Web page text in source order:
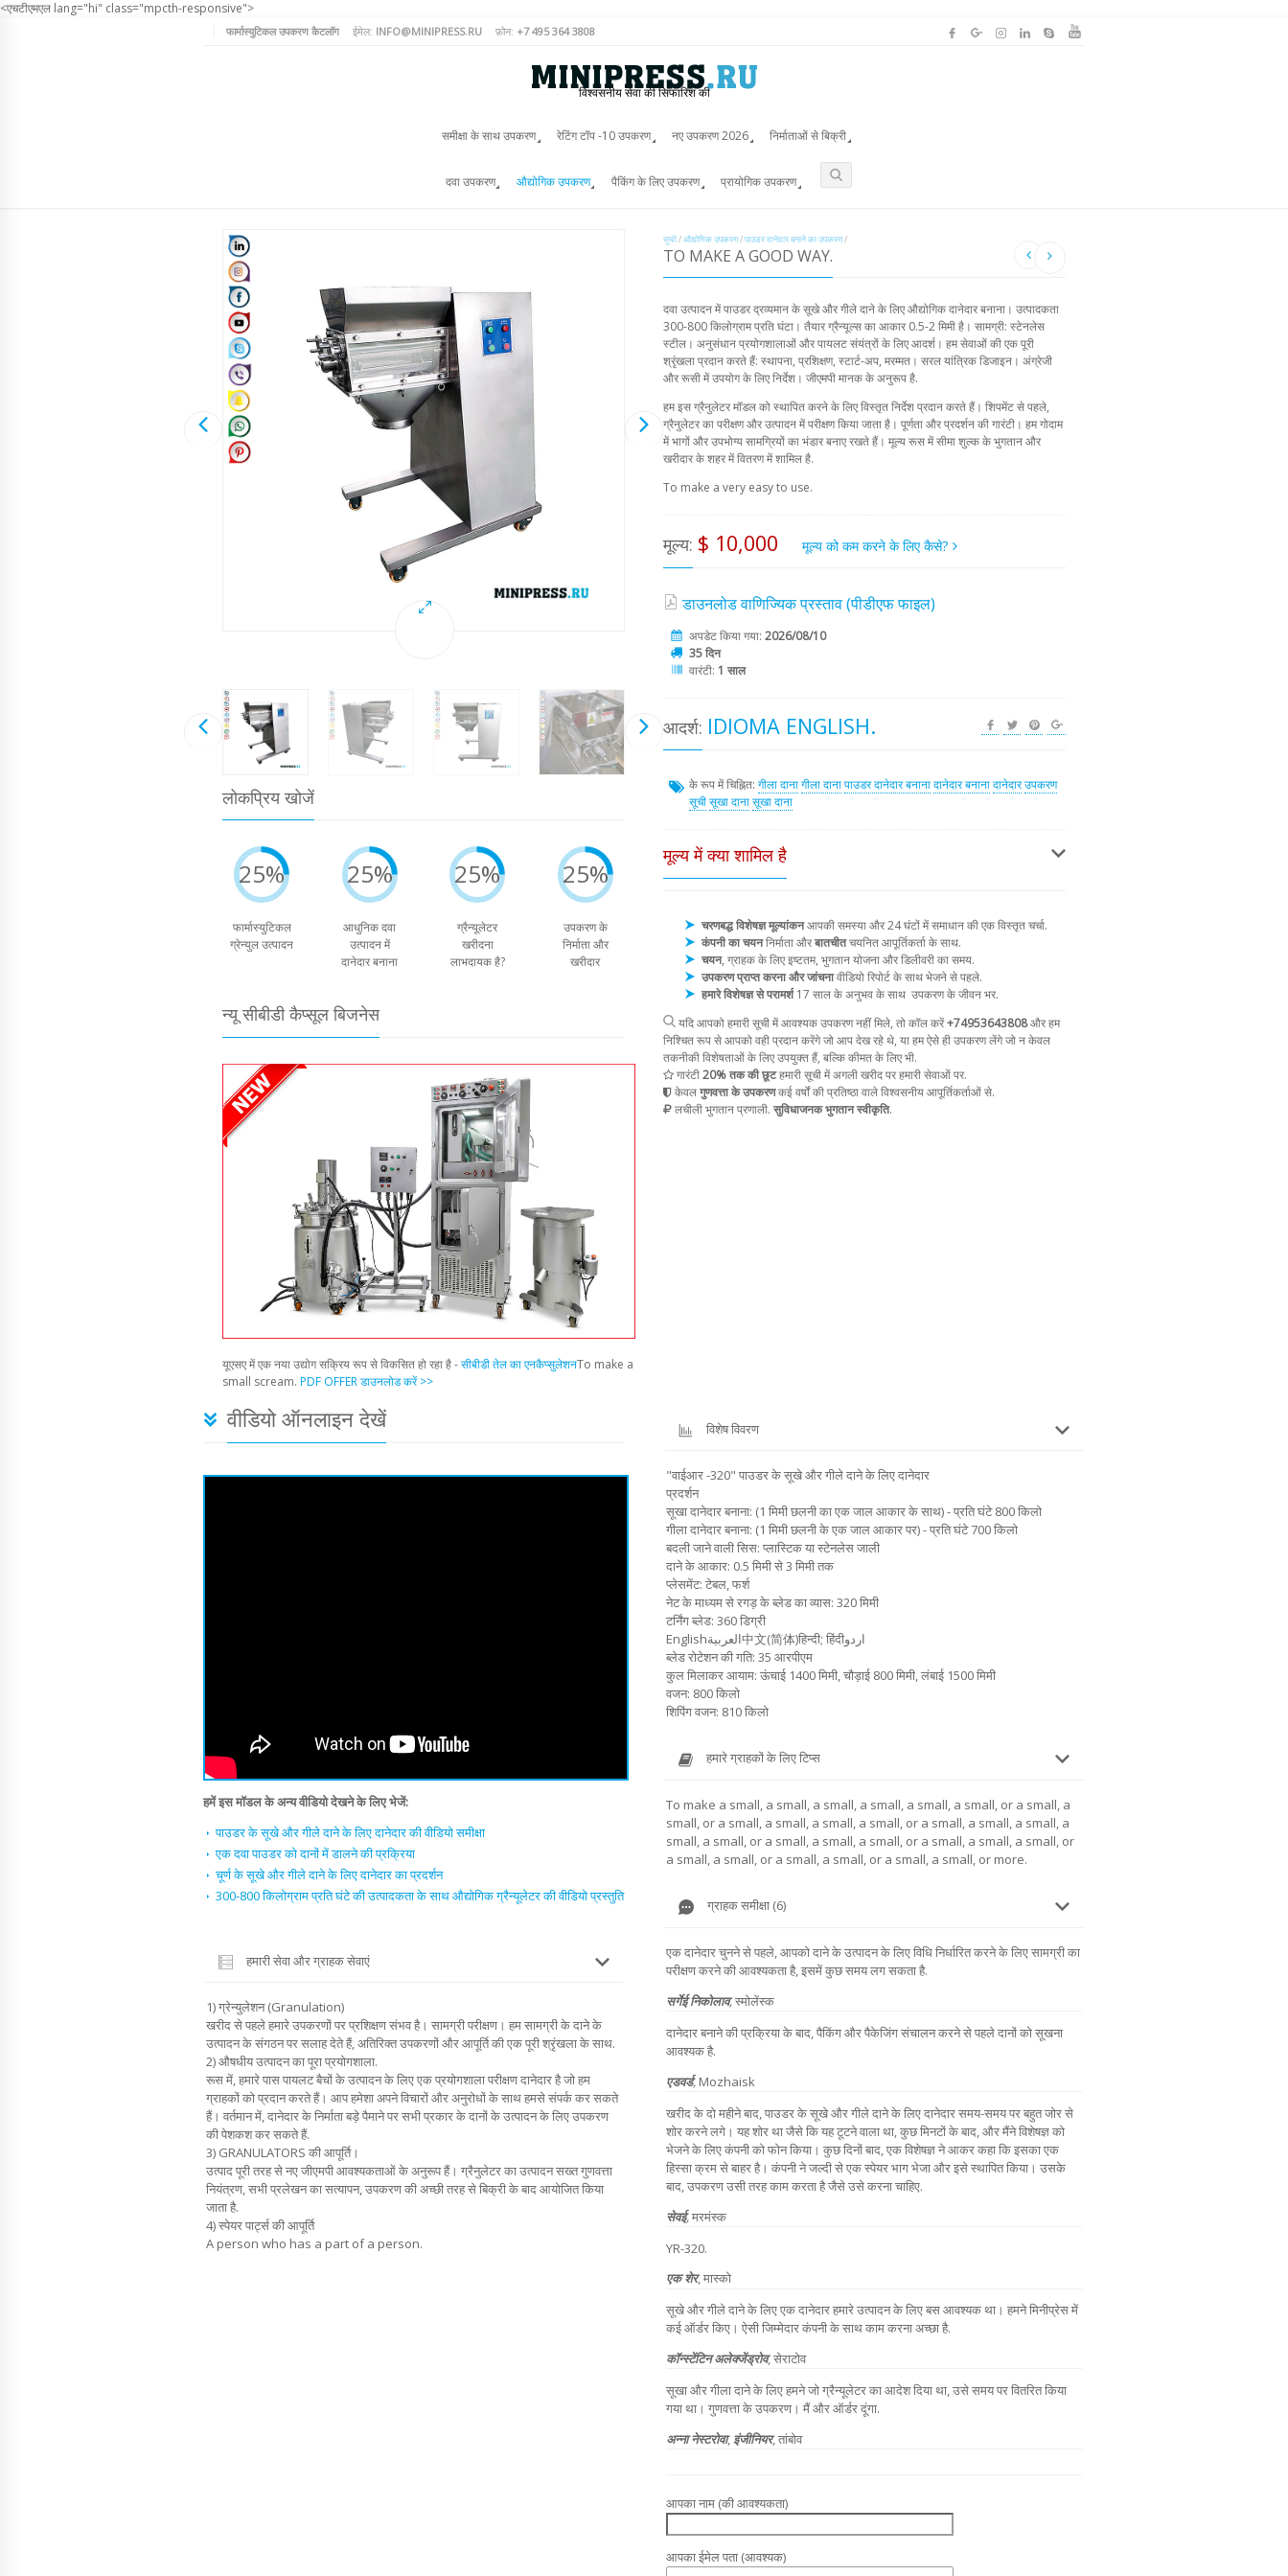
<एचटीएमएल lang="hi" class="mpcth-responsive">
फार्मास्युटिकल उपकरण कैटलॉग ईमेल: INFO@MINIPRESS.RU फ़ोन: +7 495 364 3808
विश्वसनीय सेवा की सिफारिश की
समीक्षा के साथ उपकरण रेटिंग टॉप -10 उपकरण नए उपकरण 2026 निर्माताओं से बिक्री
दवा उपकरण औद्योगिक उपकरण पैकिंग के लिए उपकरण प्रायोगिक उपकरण
लोकप्रिय खोजें
25%
फार्मास्युटिकल
ग्रेन्युल उत्पादन
25%
आधुनिक दवा
उत्पादन में
दानेदार बनाना
25%
ग्रैन्यूलेटर
खरीदना
लाभदायक है?
25%
उपकरण के
निर्माता और
खरीदार
न्यू सीबीडी कैप्सूल बिजनेस
यूएसए में एक नया उद्योग सक्रिय रूप से विकसित हो रहा है -सीबीडी तेल का एनकैप्सुलेशनTo make a
small scream. PDF OFFER डाउनलोड करें >>
सूची/औद्योगिक उपकरण/पाउडर दानेदार बनाने का उपकरण/
TO MAKE A GOOD WAY.
दवा उत्पादन में पाउडर द्रव्यमान के सूखे और गीले दाने के लिए औद्योगिक दानेदार बनाना। उत्पादकता
300-800 किलोग्राम प्रति घंटा। तैयार ग्रैन्यूल्स का आकार 0.5-2 मिमी है। सामग्री: स्टेनलेस
स्टील। अनुसंधान प्रयोगशालाओं और पायलट संयंत्रों के लिए आदर्श। हम सेवाओं की एक पूरी
श्रृंखला प्रदान करते हैं: स्थापना, प्रशिक्षण, स्टार्ट-अप, मरम्मत। सरल यांत्रिक डिजाइन। अंग्रेजी
और रूसी में उपयोग के लिए निर्देश। जीएमपी मानक के अनुरूप है.
हम इस ग्रैनुलेटर मॉडल को स्थापित करने के लिए विस्तृत निर्देश प्रदान करते हैं। शिपमेंट से पहले,
ग्रैनुलेटर का परीक्षण और उत्पादन में परीक्षण किया जाता है। पूर्णता और प्रदर्शन की गारंटी। हम गोदाम
में भागों और उपभोग्य सामग्रियों का भंडार बनाए रखते हैं। मूल्य रूस में सीमा शुल्क के भुगतान और
खरीदार के शहर में वितरण में शामिल है.
To make a very easy to use.
मूल्य: $ 10,000 मूल्य को कम करने के लिए कैसे?
डाउनलोड वाणिज्यिक प्रस्ताव (पीडीएफ फाइल)
अपडेट किया गया: 2026/08/10
35 दिन
वारंटी: 1 साल
आदर्श: IDIOMA ENGLISH.
के रूप में चिह्नित: गीला दानागीला दानापाउडर दानेदार बनानादानेदार बनानादानेदारउपकरण
सूचीसूखा दानासूखा दाना
मूल्य में क्या शामिल है
चरणबद्ध विशेषज्ञ मूल्यांकनआपकी समस्या और 24 घंटों में समाधान की एक विस्तृत चर्चा.
कंपनी का चयननिर्माता औरबातचीतचयनित आपूर्तिकर्ता के साथ.
चयन, ग्राहक के लिए इष्टतम, भुगतान योजना और डिलीवरी का समय.
उपकरण प्राप्त करना और जांचनावीडियो रिपोर्ट के साथ भेजने से पहले.
हमारे विशेषज्ञ से परामर्श17 साल के अनुभव के साथ उपकरण के जीवन भर.
यदि आपको हमारी सूची में आवश्यक उपकरण नहीं मिले, तो कॉल करें+74953643808और हम
निश्चित रूप से आपको वही प्रदान करेंगे जो आप देख रहे थे, या हम ऐसे ही उपकरण लेंगे जो न केवल
तकनीकी विशेषताओं के लिए उपयुक्त हैं, बल्कि कीमत के लिए भी.
गारंटी20% तक की छूटहमारी सूची में अगली खरीद पर हमारी सेवाओं पर.
केवलगुणवत्ता के उपकरणकई वर्षों की प्रतिष्ठा वाले विश्वसनीय आपूर्तिकर्ताओं से.
लचीली भुगतान प्रणाली. सुविधाजनक भुगतान स्वीकृति.
वीडियो ऑनलाइन देखें
हमें इस मॉडल के अन्य वीडियो देखने के लिए भेजें:
पाउडर के सूखे और गीले दाने के लिए दानेदार की वीडियो समीक्षा
एक दवा पाउडर को दानों में डालने की प्रक्रिया
चूर्ण के सूखे और गीले दाने के लिए दानेदार का प्रदर्शन
300-800 किलोग्राम प्रति घंटे की उत्पादकता के साथ औद्योगिक ग्रैन्यूलेटर की वीडियो प्रस्तुति
हमारी सेवा और ग्राहक सेवाएं
1) ग्रेन्युलेशन (Granulation)
खरीद से पहले हमारे उपकरणों पर प्रशिक्षण संभव है। सामग्री परीक्षण। हम सामग्री के दाने के
उत्पादन के संगठन पर सलाह देते हैं, अतिरिक्त उपकरणों और आपूर्ति की एक पूरी श्रृंखला के साथ.
2) औषधीय उत्पादन का पूरा प्रयोगशाला.
रूस में, हमारे पास पायलट बैचों के उत्पादन के लिए एक प्रयोगशाला परीक्षण दानेदार है जो हम
ग्राहकों को प्रदान करते हैं। आप हमेशा अपने विचारों और अनुरोधों के साथ हमसे संपर्क कर सकते
हैं। वर्तमान में, दानेदार के निर्माता बड़े पैमाने पर सभी प्रकार के दानों के उत्पादन के लिए उपकरण
की पेशकश कर सकते हैं.
3) GRANULATORS की आपूर्ति।
उत्पाद पूरी तरह से नए जीएमपी आवश्यकताओं के अनुरूप हैं। ग्रैनुलेटर का उत्पादन सख्त गुणवत्ता
नियंत्रण, सभी प्रलेखन का सत्यापन, उपकरण की अच्छी तरह से बिक्री के बाद आयोजित किया
जाता है.
4) स्पेयर पार्ट्स की आपूर्ति
A person who has a part of a person.
विशेष विवरण
"वाईआर -320" पाउडर के सूखे और गीले दाने के लिए दानेदार
प्रदर्शन
सूखा दानेदार बनाना: (1 मिमी छलनी का एक जाल आकार के साथ) - प्रति घंटे 800 किलो
गीला दानेदार बनाना: (1 मिमी छलनी के एक जाल आकार पर) - प्रति घंटे 700 किलो
बदली जाने वाली सिस: प्लास्टिक या स्टेनलेस जाली
दाने के आकार: 0.5 मिमी से 3 मिमी तक
प्लेसमेंट: टेबल, फर्श
नेट के माध्यम से रगड़ के ब्लेड का व्यास: 320 मिमी
टर्निंग ब्लेड: 360 डिग्री
Englishالعربية中文(简体)हिन्दी; हिंदीاردو
ब्लेड रोटेशन की गति: 35 आरपीएम
कुल मिलाकर आयाम: ऊंचाई 1400 मिमी, चौड़ाई 800 मिमी, लंबाई 1500 मिमी
वजन: 800 किलो
शिपिंग वजन: 810 किलो
हमारे ग्राहकों के लिए टिप्स
To make a small, a small, a small, a small, a small, a small, or a small, a
small, or a small, a small, a small, a small, or a small, a small, a small, a
small, a small, or a small, a small, a small, or a small, a small, a small, or
a small, a small, or a small, a small, or a small, a small, or more.
ग्राहक समीक्षा (6)
एक दानेदार चुनने से पहले, आपको दाने के उत्पादन के लिए विधि निर्धारित करने के लिए सामग्री का
परीक्षण करने की आवश्यकता है, इसमें कुछ समय लग सकता है.
सर्गेई निकोलाव,स्मोलेंस्क
दानेदार बनाने की प्रक्रिया के बाद, पैकिंग और पैकेजिंग संचालन करने से पहले दानों को सूखना
आवश्यक है.
एडवर्ड, Mozhaisk
खरीद के दो महीने बाद, पाउडर के सूखे और गीले दाने के लिए दानेदार समय-समय पर बहुत जोर से
शोर करने लगे। यह शोर था जैसे कि यह टूटने वाला था, कुछ मिनटों के बाद, और मैंने विशेषज्ञ को
भेजने के लिए कंपनी को फोन किया। कुछ दिनों बाद, एक विशेषज्ञ ने आकर कहा कि इसका एक
हिस्सा क्रम से बाहर है। कंपनी ने जल्दी से एक स्पेयर भाग भेजा और इसे स्थापित किया। उसके
बाद, उपकरण उसी तरह काम करता है जैसे उसे करना चाहिए.
सेवई,मरमंस्क
YR-320.
एक शेर, मास्को
सूखे और गीले दाने के लिए एक दानेदार हमारे उत्पादन के लिए बस आवश्यक था। हमने मिनीप्रेस में
कई ऑर्डर किए। ऐसी जिम्मेदार कंपनी के साथ काम करना अच्छा है.
कॉन्स्टेंटिन अलेक्जेंड्रोव, सेराटोव
सूखा और गीला दाने के लिए हमने जो ग्रैन्यूलेटर का आदेश दिया था, उसे समय पर वितरित किया
गया था। गुणवत्ता के उपकरण। मैं और ऑर्डर दूंगा.
अन्ना नेस्टरोवा, इंजीनियर, तांबोव
आपका नाम (की आवश्यकता)
आपका ईमेल पता (आवश्यक)